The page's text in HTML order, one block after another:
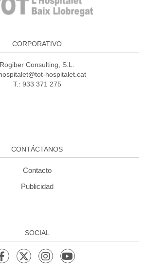
CORPORATIVO
Rogiber Consulting, S.L.
hospitalet.cat
T.: 933 371 275
CONTÁCTANOS
Contacto
Publicidad
SOCIAL